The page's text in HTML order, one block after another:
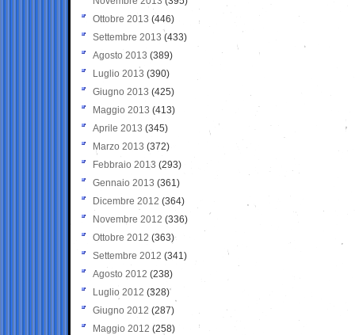
Ottobre 2013 (446)
Settembre 2013 (433)
Agosto 2013 (389)
Luglio 2013 (390)
Giugno 2013 (425)
Maggio 2013 (413)
Aprile 2013 (345)
Marzo 2013 (372)
Febbraio 2013 (293)
Gennaio 2013 (361)
Dicembre 2012 (364)
Novembre 2012 (336)
Ottobre 2012 (363)
Settembre 2012 (341)
Agosto 2012 (238)
Luglio 2012 (328)
Giugno 2012 (287)
Maggio 2012 (258)